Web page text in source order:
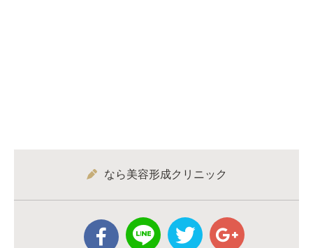
なら美容形成クリニック